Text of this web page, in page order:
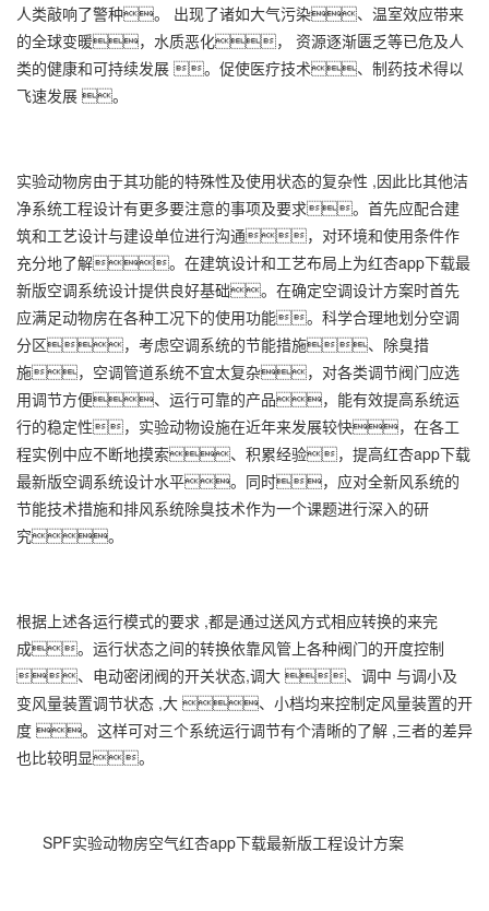
人类敲响了警种。 出现了诸如大气污染、温室效应带来
的全球变暖，水质恶化， 资源逐渐匮乏等已危及人
类的健康和可持续发展 。促使医疗技术、制药技术得以
飞速发展 。
实验动物房由于其功能的特殊性及使用状态的复杂性 ,因此比其他洁
净系统工程设计有更多要注意的事项及要求。首先应配合建
筑和工艺设计与建设单位进行沟通，对环境和使用条件作
充分地了解。在建筑设计和工艺布局上为红杏app下载最
新版空调系统设计提供良好基础。在确定空调设计方案时首先
应满足动物房在各种工况下的使用功能。科学合理地划分空调
分区，考虑空调系统的节能措施、除臭措
施，空调管道系统不宜太复杂，对各类调节阀门应选
用调节方便、运行可靠的产品，能有效提高系统运
行的稳定性，实验动物设施在近年来发展较快，在各工
程实例中应不断地摸索、积累经验，提高红杏app下载
最新版空调系统设计水平。同时，应对全新风系统的
节能技术措施和排风系统除臭技术作为一个课题进行深入的研
究。
根据上述各运行模式的要求 ,都是通过送风方式相应转换的来完
成。运行状态之间的转换依靠风管上各种阀门的开度控制
、电动密闭阀的开关状态,调大 、调中 与调小及
变风量装置调节状态 ,大 、小档均来控制定风量装置的开
度 。这样可对三个系统运行调节有个清晰的了解 ,三者的差异
也比较明显。
SPF实验动物房空气红杏app下载最新版工程设计方案